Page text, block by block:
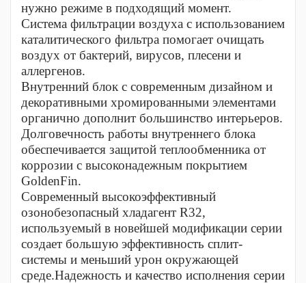
нужно режиме в подходящий момент.
Система фильтрации воздуха с использованием
каталитического фильтра помогает очищать
воздух от бактерий, вирусов, плесени и
аллергенов.
Внутренний блок с современным дизайном и
декоративными хромированными элементами
органично дополнит большинство интерьеров.
Долговечность работы внутреннего блока
обеспечивается защитой теплообменника от
коррозии с высоконадежным покрытием
GoldenFin.
Современный высокоэффективный
озонобезопасный хладагент R32,
используемый в новейшей модификации серии
создает большую эффективность сплит-
системы и меньший урон окружающей
среде.Надежность и качество исполнения серии